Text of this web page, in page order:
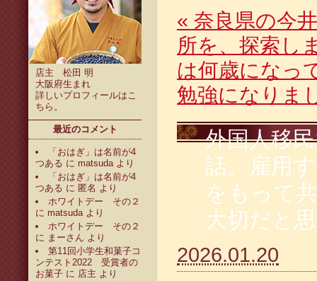
店主 松田 明
大阪府生まれ
詳しいプロフィールはこ
ちら 。
最近のコメント
「おはぎ」は名前が4
つある に matsudaより
「おはぎ」は名前が4
つある に 匿名 より
ホワイトデー その２
に matsudaより
ホワイトデー その２
に まーさん より
第11回小学生和菓子コ
ンテスト2022 受賞者の
お菓子 に 店主 より
« 奈良県の今
所を、探索し
は何歳になっ
勉強になりま
外国人移
話。雇用
をもって
大切だと
2026.01.20